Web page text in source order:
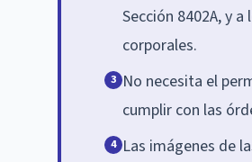
Sección 8402A, y
corporales.
3 No necesita el
cumplir con las
4 Las imágenes de